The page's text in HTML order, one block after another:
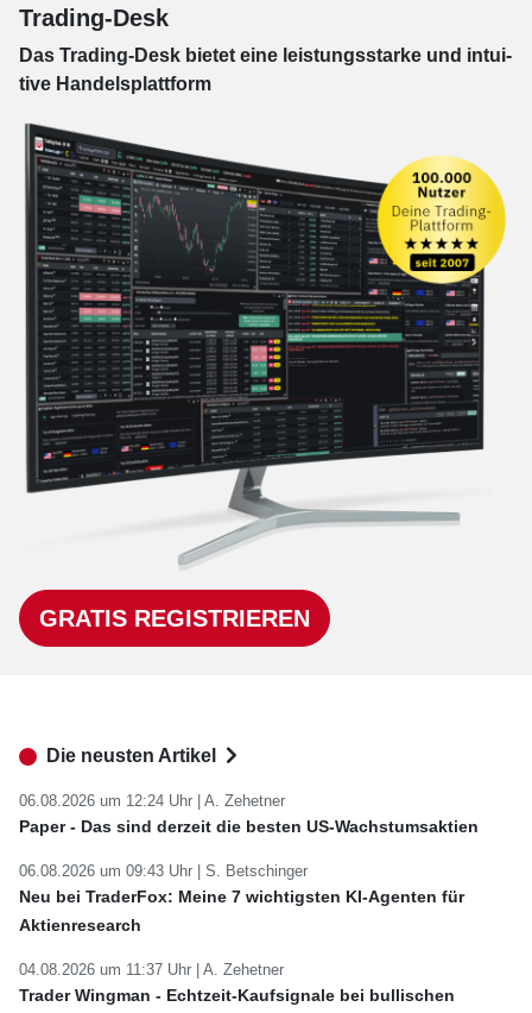
Trading-Desk
Das Trading-Desk bie­tet eine leis­tungs­star­ke und in­tui­
tive Han­dels­platt­form
GRATIS REGISTRIEREN
Die neusten Artikel
06.08.2026 um 12:24 Uhr | A. Zehetner
Paper - Das sind derzeit die besten US-Wachstumsaktien
06.08.2026 um 09:43 Uhr | S. Betschinger
Neu bei TraderFox: Meine 7 wichtigsten KI-Agenten für
Aktienresearch
04.08.2026 um 11:37 Uhr | A. Zehetner
Trader Wingman - Echtzeit-Kaufsignale bei bullischen